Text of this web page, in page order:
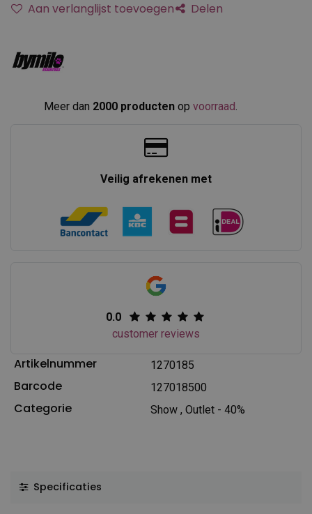
Aan verlanglijst toevoegen Delen
Meer dan 2000 producten op voorraad
Veilig afrekenen met
0.0
customer reviews
Artikelnummer 1270185
Barcode 127018500
Categorie Show, Outlet - 40%
Specificaties